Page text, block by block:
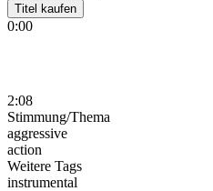
Titel kaufen
0:00
2:08
Stimmung/Thema
aggressive
action
Weitere Tags
instrumental